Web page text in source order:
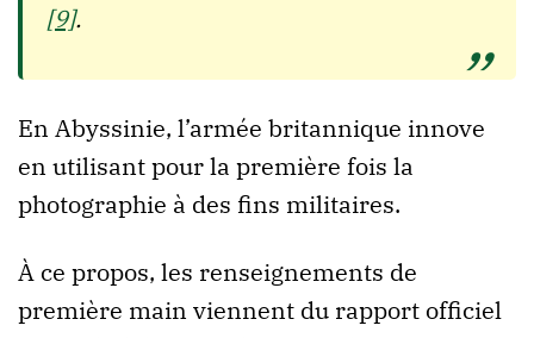
[9].
En Abyssinie, l’armée britannique innove
en utilisant pour la première fois la
photographie à des fins militaires.
À ce propos, les renseignements de
première main viennent du rapport officiel